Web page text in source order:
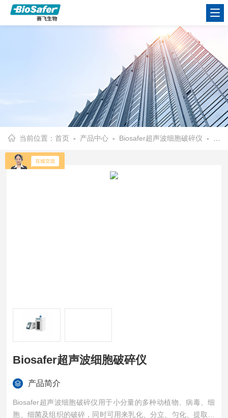
当前位置：首页 - 产品中心 - Biosafer超声波细胞破碎仪 -
Biosafer超声波细胞破碎仪
产品简介
Biosafer超声波细胞破碎仪用于小分量的多种动植物、病毒、细
胞、细菌及组织的破碎，同时可用来乳化、分立、匀化、提取、